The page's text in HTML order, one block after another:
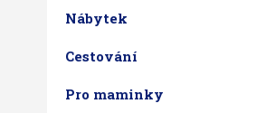
Nábytek
Cestování
Pro maminky